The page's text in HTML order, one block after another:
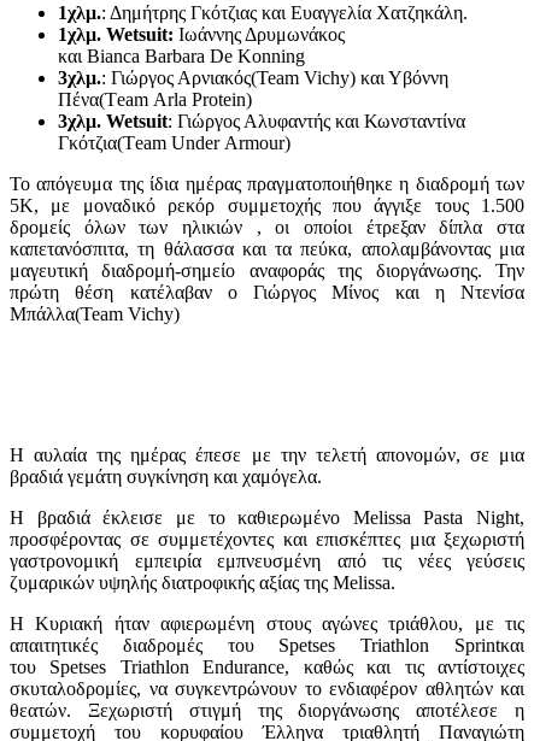
1χλμ.: Δημήτρης Γκότζιας και Ευαγγελία Χατζηκάλη.
1χλμ. Wetsuit: Ιωάννης Δρυμωνάκος
και Bianca Barbara De Konning
3χλμ.: Γιώργος Αρνιακός(Team Vichy) και Υβόννη
Πένα(Τeam Arla Protein)
3χλμ. Wetsuit: Γιώργος Αλυφαντής και Κωνσταντίνα
Γκότζια(Τeam Under Armour)
Το απόγευμα της ίδια ημέρας πραγματοποιήθηκε η διαδρομή των
5Κ, με μοναδικό ρεκόρ συμμετοχής που άγγιξε τους 1.500
δρομείς όλων των ηλικιών , οι οποίοι έτρεξαν δίπλα στα
καπετανόσπιτα, τη θάλασσα και τα πεύκα, απολαμβάνοντας μια
μαγευτική διαδρομή-σημείο αναφοράς της διοργάνωσης. Την
πρώτη θέση κατέλαβαν ο Γιώργος Μίνος και η Ντενίσα
Μπάλλα(Team Vichy)
Η αυλαία της ημέρας έπεσε με την τελετή απονομών, σε μια
βραδιά γεμάτη συγκίνηση και χαμόγελα.
Η βραδιά έκλεισε με το καθιερωμένο Melissa Pasta Night,
προσφέροντας σε συμμετέχοντες και επισκέπτες μια ξεχωριστή
γαστρονομική εμπειρία εμπνευσμένη από τις νέες γεύσεις
ζυμαρικών υψηλής διατροφικής αξίας της Melissa.
Η Κυριακή ήταν αφιερωμένη στους αγώνες τριάθλου, με τις
απαιτητικές διαδρομές του Spetses Triathlon Sprintκαι
του Spetses Triathlon Endurance, καθώς και τις αντίστοιχες
σκυταλοδρομίες, να συγκεντρώνουν το ενδιαφέρον αθλητών και
θεατών. Ξεχωριστή στιγμή της διοργάνωσης αποτέλεσε η
συμμετοχή του κορυφαίου Έλληνα τριαθλητή Παναγιώτη